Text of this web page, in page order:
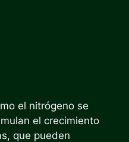
el nitrógeno se
el crecimiento
que pueden